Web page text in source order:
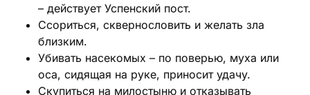
– действует Успенский пост.
Ссориться, сквернословить и желать зла
близким.
Убивать насекомых – по поверью, муха или
оса, сидящая на руке, приносит удачу.
Скупиться на милостыню и отказывать